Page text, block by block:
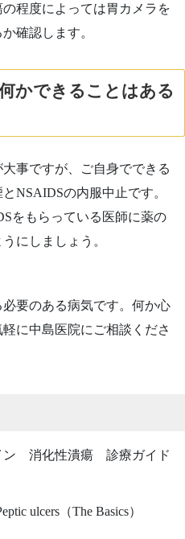
程度によっては胃カメラを
確認します。
かできることはある
事ですが、ご自身でできる
NSAIDSの内服中止です。
をもらっている医師に薬の
にしましょう。
要のある病気です。何か心
に中島医院にご相談くださ
ン 消化性潰瘍 診療ガイド
ulcers（The Basics）